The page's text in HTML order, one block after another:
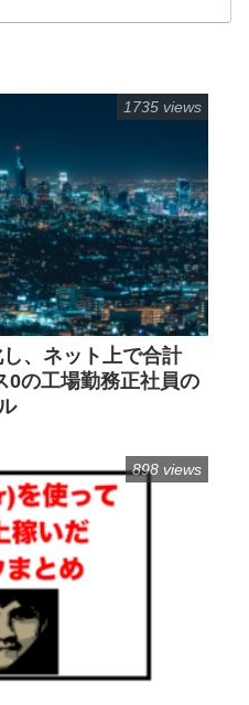
、ネット上で合計
0の工場勤務正社員の
1735 views
898 views